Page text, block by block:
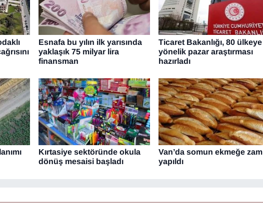
Esnafa bu yılın ilk yarısında
yaklaşık 75 milyar lira
finansman
Ticaret Bakanlığı, 80 ülkeye
yönelik pazar araştırması
hazırladı
Kırtasiye sektöründe okula
dönüş mesaisi başladı
Van’da somun ekmeğe zam
yapıldı